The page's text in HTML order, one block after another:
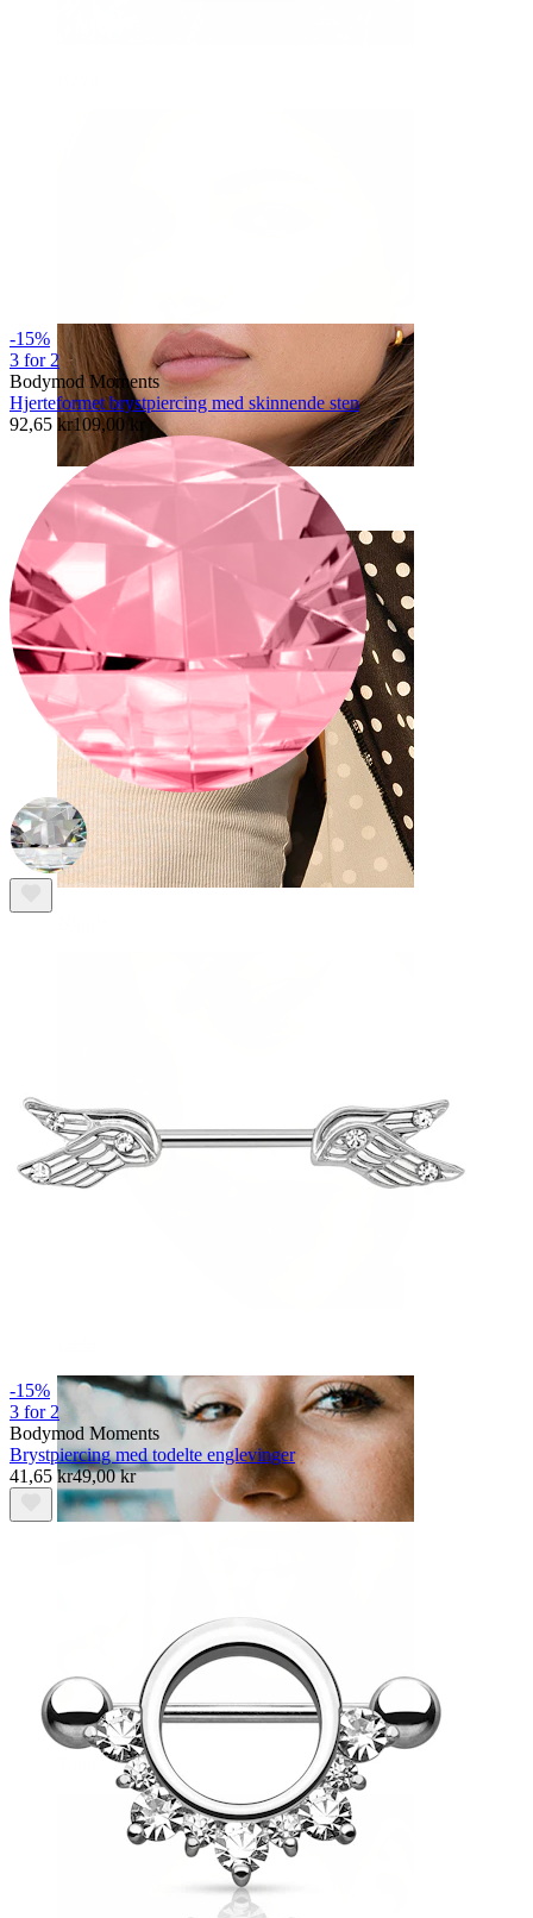
Septum
-15%
3 for 2
Bodymod Moments
Hjerteformet brystpiercing med skinnende sten
92,65 kr109,00 kr
-15%
3 for 2
Bodymod Moments
Brystpiercing med todelte englevinger
41,65 kr49,00 kr